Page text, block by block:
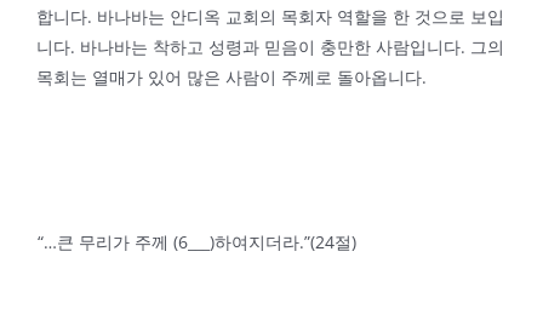
합니다. 바나바는 안디옥 교회의 목회자 역할을 한 것으로 보입
니다. 바나바는 착하고 성령과 믿음이 충만한 사람입니다. 그의
목회는 열매가 있어 많은 사람이 주께로 돌아옵니다.
“…큰 무리가 주께 (6___)하여지더라.”(24절)